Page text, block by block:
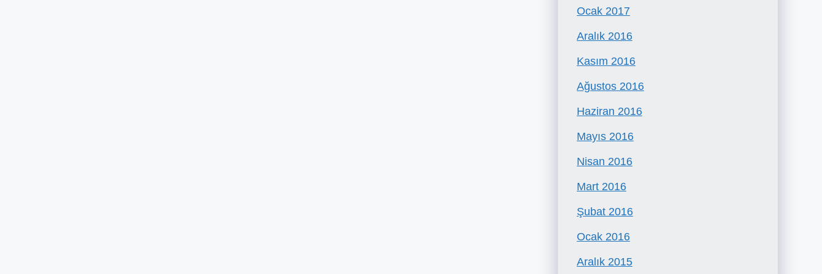
Ocak 2017
Aralık 2016
Kasım 2016
Ağustos 2016
Haziran 2016
Mayıs 2016
Nisan 2016
Mart 2016
Şubat 2016
Ocak 2016
Aralık 2015